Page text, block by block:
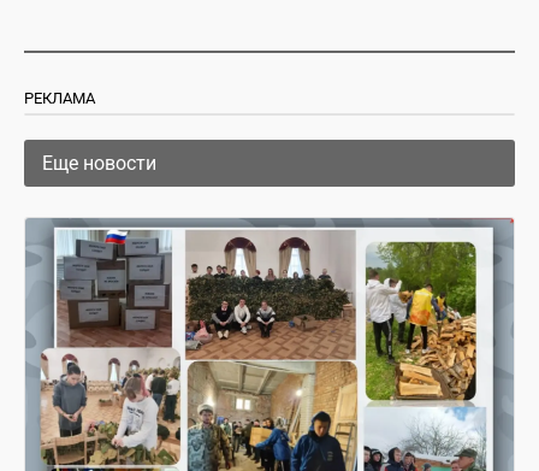
РЕКЛАМА
Еще новости